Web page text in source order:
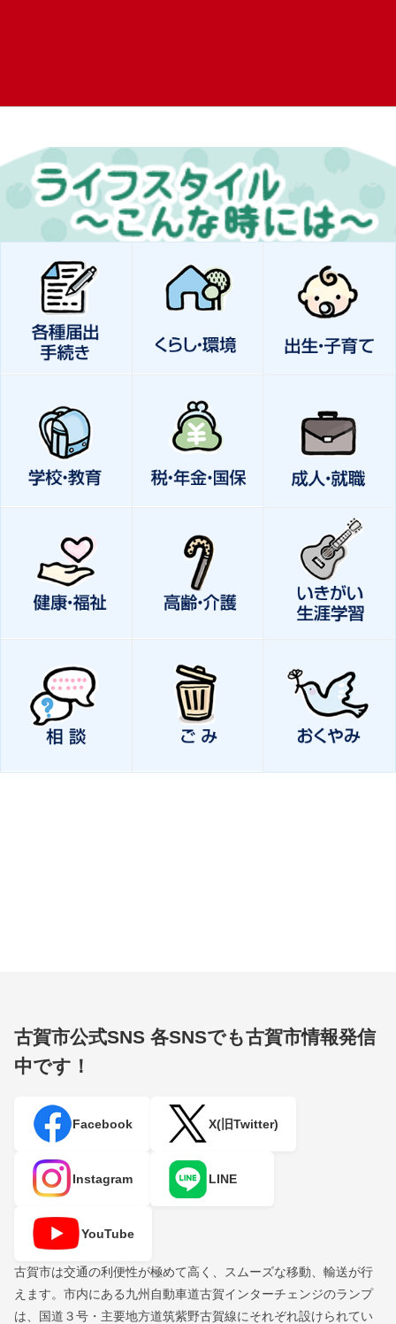
古賀市公式SNS 各SNSでも古賀市情報発信
中です！
Facebook X(旧Twitter)
Instagram LINE
YouTube
古賀市は交通の利便性が極めて高く、スムーズな移動、輸送が行
えます。市内にある九州自動車道古賀インターチェンジのランプ
は、国道３号・主要地方道筑紫野古賀線にそれぞれ設けられてい